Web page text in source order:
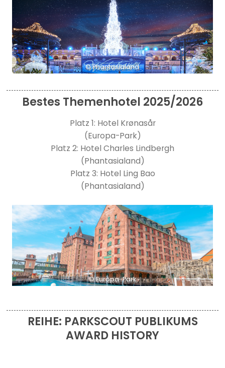
© Phantasialand
Bestes Themenhotel 2025/2026
Platz 1: Hotel Krønasår
(Europa-Park)
Platz 2: Hotel Charles Lindbergh
(Phantasialand)
Platz 3: Hotel Ling Bao
(Phantasialand)
© Europa-Park
REIHE: PARKSCOUT PUBLIKUMS
AWARD HISTORY